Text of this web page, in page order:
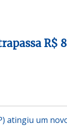
R$ 8
atingiu um